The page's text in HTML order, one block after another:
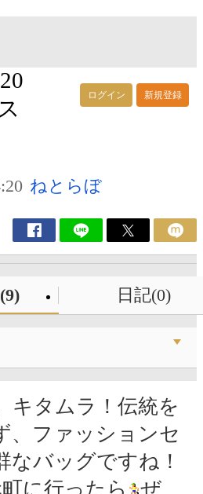
ログイン 新規登録
ねとらぼ
日記(0)
キタムラ！伝統を
、ファッションセ
なバッグですね！
に行ったら
ぜ